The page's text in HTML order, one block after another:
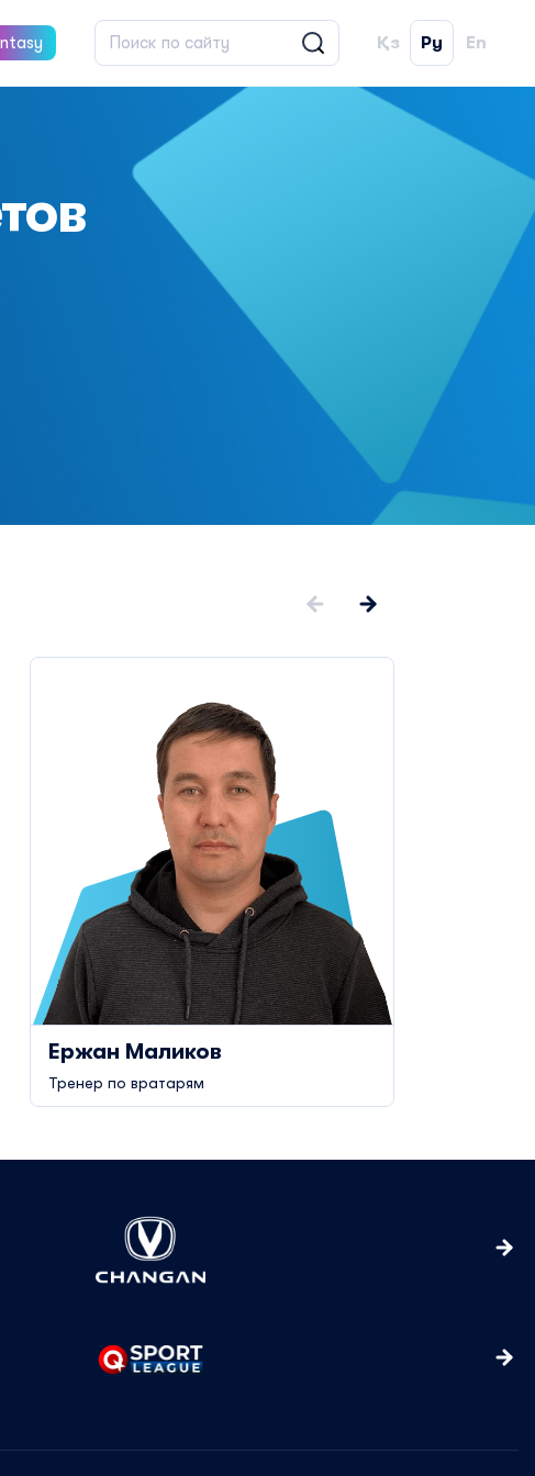
Қз Ру En
Ержан Маликов
Тренер по вратарям